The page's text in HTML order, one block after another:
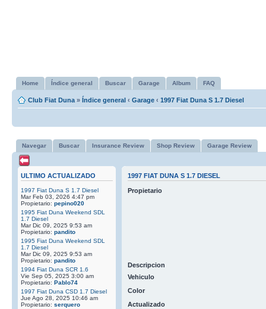
Home Índice general Buscar Garage Album FAQ
Club Fiat Duna » Índice general ‹ Garage ‹ 1997 Fiat Duna S 1.7 Diesel
Navegar Buscar Insurance Review Shop Review Garage Review
ULTIMO ACTUALIZADO
1997 Fiat Duna S 1.7 Diesel
Mar Feb 03, 2026 4:47 pm
Propietario: pepino020
1995 Fiat Duna Weekend SDL
1.7 Diesel
Mar Dic 09, 2025 9:53 am
Propietario: pandito
1995 Fiat Duna Weekend SDL
1.7 Diesel
Mar Dic 09, 2025 9:53 am
Propietario: pandito
1994 Fiat Duna SCR 1.6
Vie Sep 05, 2025 3:00 am
Propietario: Pablo74
1997 Fiat Duna CSD 1.7 Diesel
Jue Ago 28, 2025 10:46 am
Propietario: serquero
1997 FIAT DUNA S 1.7 DIESEL
Propietario
Descripcion
Vehiculo
Color
Actualizado